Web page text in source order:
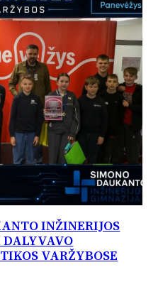
INŽINERIJOS
VARŽYBOSE